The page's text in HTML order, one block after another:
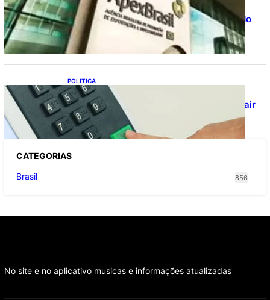
Outlook Agro Brasil: planejamento e
inovação pautam debates sobre futuro do
agronegócio
POLITICA
Viracasacas? Em 2022, 259 municípios
votaram mais em Lula no 1º turno e em Jair
no 2º
CATEGORIAS
Brasil
856
No site e no aplicativo musicas e informações atualizadas